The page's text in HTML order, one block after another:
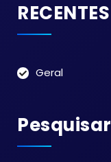
RECENTES
Geral
Pesquisar